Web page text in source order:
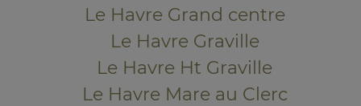
Le Havre Grand centre
Le Havre Graville
Le Havre Ht Graville
Le Havre Mare au Clerc